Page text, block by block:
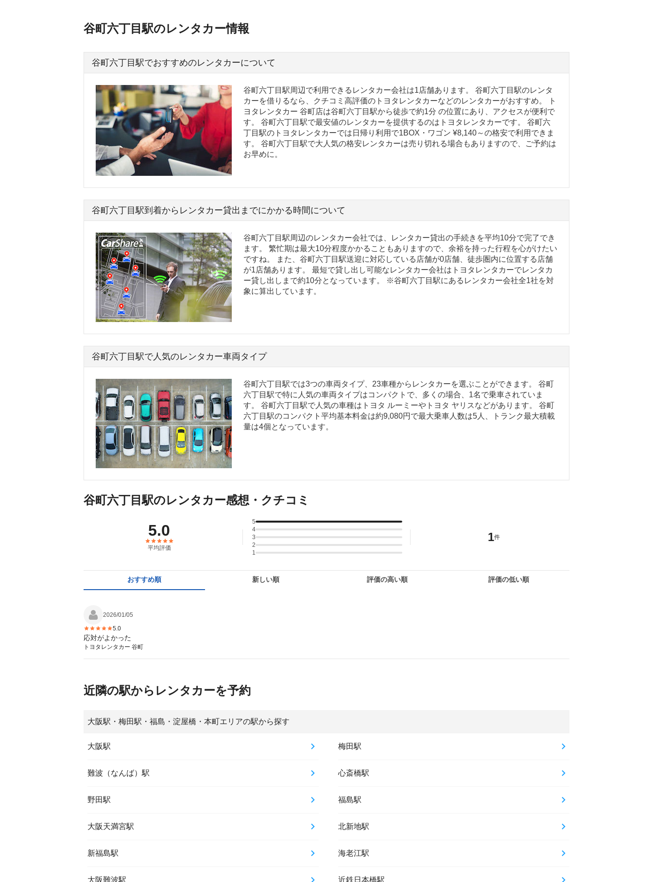
谷町六丁目駅のレンタカー情報
谷町六丁目駅でおすすめのレンタカーについて
谷町六丁目駅周辺で利用できるレンタカー会社は1店舗あります。 谷町六丁目駅のレンタ
カーを借りるなら、クチコミ高評価のトヨタレンタカーなどのレンタカーがおすすめ。 ト
ヨタレンタカー 谷町店は谷町六丁目駅から徒歩で約1分 の位置にあり、アクセスが便利で
す。 谷町六丁目駅で最安値のレンタカーを提供するのはトヨタレンタカーです。 谷町六
丁目駅のトヨタレンタカーでは日帰り利用で1BOX・ワゴン ¥8,140～の格安で利用できま
す。 谷町六丁目駅で大人気の格安レンタカーは売り切れる場合もありますので、ご予約は
お早めに。
谷町六丁目駅到着からレンタカー貸出までにかかる時間について
谷町六丁目駅周辺のレンタカー会社では、レンタカー貸出の手続きを平均10分で完了でき
ます。 繁忙期は最大10分程度かかることもありますので、余裕を持った行程を心がけたい
ですね。 また、谷町六丁目駅送迎に対応している店舗が0店舗、徒歩圏内に位置する店舗
が1店舗あります。 最短で貸し出し可能なレンタカー会社はトヨタレンタカーでレンタカ
ー貸し出しまで約10分となっています。 ※谷町六丁目駅にあるレンタカー会社全1社を対
象に算出しています。
谷町六丁目駅で人気のレンタカー車両タイプ
谷町六丁目駅では3つの車両タイプ、23車種からレンタカーを選ぶことができます。 谷町
六丁目駅で特に人気の車両タイプはコンパクトで、多くの場合、1名で乗車されていま
す。 谷町六丁目駅で人気の車種はトヨタ ルーミーやトヨタ ヤリスなどがあります。 谷町
六丁目駅のコンパクト平均基本料金は約9,080円で最大乗車人数は5人、トランク最大積載
量は4個となっています。
谷町六丁目駅のレンタカー感想・クチコミ
5.0
平均評価
5
4
3
2
1
1件
おすすめ順 新しい順 評価の高い順 評価の低い順
2026/01/05
5.0
応対がよかった
トヨタレンタカー 谷町
近隣の駅からレンタカーを予約
大阪駅・梅田駅・福島・淀屋橋・本町エリアの駅から探す
大阪駅 梅田駅
難波（なんば）駅 心斎橋駅
野田駅 福島駅
大阪天満宮駅 北新地駅
新福島駅 海老江駅
大阪難波駅 近鉄日本橋駅